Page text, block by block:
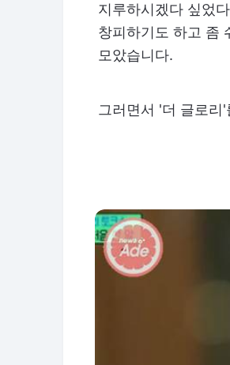
지루하시겠다 싶었
창피하기도 하고 좀
모았습니다.
그러면서 '더 글로리